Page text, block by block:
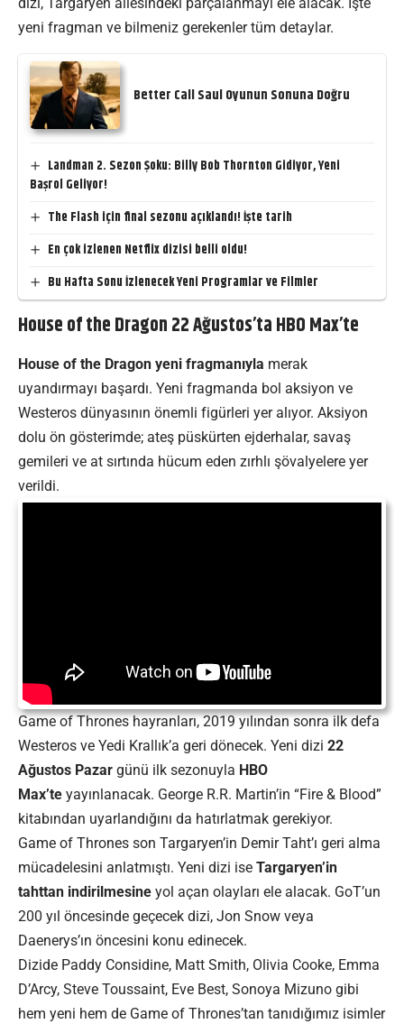
yeni fragman ve bilmeniz gerekenler tüm detaylar.
Better Call Saul Oyunun Sonuna Doğru
Landman 2. Sezon Şoku: Billy Bob Thornton Gidiyor, Yeni
Başrol Geliyor!
The Flash için final sezonu açıklandı! İşte tarih
En çok izlenen Netflix dizisi belli oldu!
Bu Hafta Sonu İzlenecek Yeni Programlar ve Filmler
House of the Dragon 22 Ağustos’ta HBO Max’te
House of the Dragon yeni fragmanıyla merak
uyandırmayı başardı. Yeni fragmanda bol aksiyon ve
Westeros dünyasının önemli figürleri yer alıyor. Aksiyon
dolu ön gösterimde; ateş püskürten ejderhalar, savaş
gemileri ve at sırtında hücum eden zırhlı şövalyelere yer
verildi.
Game of Thrones hayranları, 2019 yılından sonra ilk defa
Westeros ve Yedi Krallık’a geri dönecek. Yeni dizi 22
Ağustos Pazar günü ilk sezonuyla HBO
Max’te yayınlanacak. George R.R. Martin’in “Fire & Blood”
kitabından uyarlandığını da hatırlatmak gerekiyor.
Game of Thrones son Targaryen’in Demir Taht’ı geri alma
mücadelesini anlatmıştı. Yeni dizi ise Targaryen’in
tahttan indirilmesine yol açan olayları ele alacak. GoT’un
200 yıl öncesinde geçecek dizi, Jon Snow veya
Daenerys’ın öncesini konu edinecek.
Dizide Paddy Considine, Matt Smith, Olivia Cooke, Emma
D’Arcy, Steve Toussaint, Eve Best, Sonoya Mizuno gibi
hem yeni hem de Game of Thrones’tan tanıdığımız isimler